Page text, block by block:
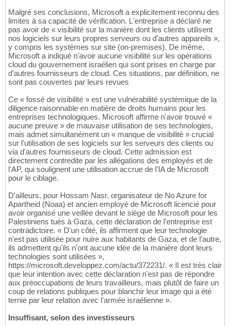
Malgré ses conclusions, Microsoft a explicitement reconnu des
limites à sa capacité de vérification. L'entreprise a déclaré ne
pas avoir de « visibilité sur la manière dont les clients utilisent
nos logiciels sur leurs propres serveurs ou d'autres appareils »,
y compris les systèmes sur site (on-premises). De même,
Microsoft a indiqué n'avoir aucune visibilité sur les opérations
cloud du gouvernement israélien qui sont prises en charge par
d'autres fournisseurs de cloud. Ces situations, par définition, ne
sont pas couvertes par leurs revues
Ce « fossé de visibilité » est une vulnérabilité systémique de la
diligence raisonnable en matière de droits humains pour les
entreprises technologiques. Microsoft affirme n'avoir trouvé «
aucune preuve » de mauvaise utilisation de ses technologies,
mais admet simultanément un « manque de visibilité » crucial
sur l'utilisation de ses logiciels sur les serveurs des clients ou
via d'autres fournisseurs de cloud. Cette admission est
directement contredite par les allégations des employés et de
l'AP, qui soulignent une utilisation accrue de l'IA de Microsoft
pour le ciblage.
D'ailleurs, pour Hossam Nasr, organisateur de No Azure for
Apartheid (Noaa) et ancien employé de Microsoft licencié pour
avoir organisé une veillée devant le siège de Microsoft pour les
Palestiniens tués à Gaza, cette déclaration de l'entreprise est
contradictoire. « D'un côté, ils affirment que leur technologie
n'est pas utilisée pour nuire aux habitants de Gaza, et de l'autre,
ils admettent qu'ils n'ont aucune idée de la manière dont leurs
technologies sont utilisées »,
https://microsoft.developpez.com/actu/372231/. « Il est très clair
que leur intention avec cette déclaration n'est pas de répondre
aux préoccupations de leurs travailleurs, mais plutôt de faire un
coup de relations publiques pour blanchir leur image qui a été
ternie par leur relation avec l'armée israélienne ».
Insuffisant, selon des investisseurs